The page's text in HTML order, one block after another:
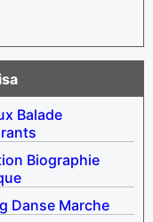
Balade
Biographie
Danse Marche